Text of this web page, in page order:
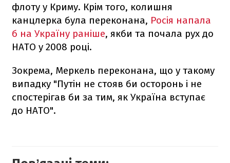
флоту у Криму. Крім того, колишня
канцлерка була переконана, Росія напала
б на Україну раніше, якби та почала рух до
НАТО у 2008 році.
Зокрема, Меркель переконана, що у такому
випадку "Путін не стояв би осторонь і не
спостерігав би за тим, як Україна вступає
до НАТО".